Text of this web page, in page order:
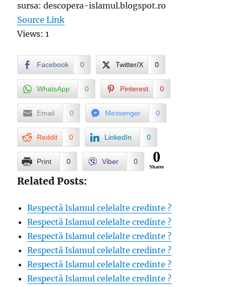
sursa: descopera-islamul.blogspot.ro
Source Link
Views: 1
Facebook 0 Twitter/X 0
WhatsApp 0 Pinterest 0
Email 0 Messenger 0
Reddit 0 LinkedIn 0
Print 0 Viber 0 0
Shares
Related Posts:
Respectă Islamul celelalte credinte ?
Respectă Islamul celelalte credinte ?
Respectă Islamul celelalte credinte ?
Respectă Islamul celelalte credinte ?
Respectă Islamul celelalte credinte ?
Respectă Islamul celelalte credinte ?